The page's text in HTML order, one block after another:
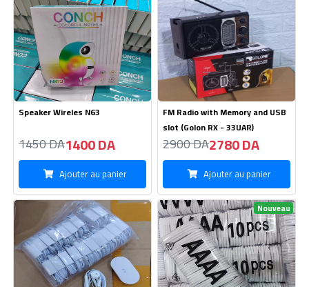
Kitman Sterio
135 DA125 DA
Ajouter au panier
Cable USB Type Micro AAAA
10Pcs
95 DA70 DA
Ajouter au panier
Speaker Wireless X-502
1550 DA1480 DA
Nouveau
Téléphone Portable Nokia 6310
3550 DA3250 DA